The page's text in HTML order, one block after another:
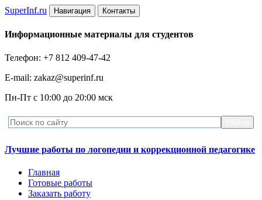
SuperInf.ru Навигация Контакты
Информационные материалы для студентов
Телефон: +7 812 409-47-42
E-mail: zakaz@superinf.ru
Пн-Пт с 10:00 до 20:00 мск
Лучшие работы по логопедии и коррекционной педагогике
Главная
Готовые работы
Заказать работу